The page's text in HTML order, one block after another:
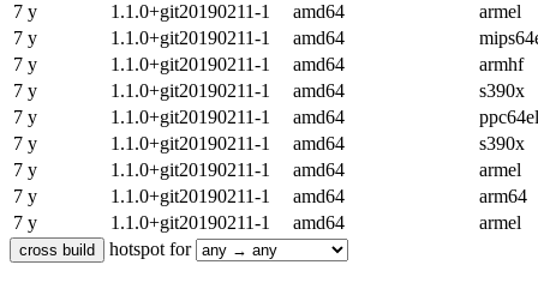
7 y
1.1.0+git20190211-1 amd64
armel
7 y
1.1.0+git20190211-1 amd64
7 y
1.1.0+git20190211-1 amd64
armhf
7 y
1.1.0+git20190211-1 amd64
s390x
7 y
1.1.0+git20190211-1 amd64
ppc64el
7 y
1.1.0+git20190211-1 amd64
s390x
7 y
1.1.0+git20190211-1 amd64
armel
7 y
1.1.0+git20190211-1 amd64
arm64
7 y
1.1.0+git20190211-1 amd64
armel
hotspot for